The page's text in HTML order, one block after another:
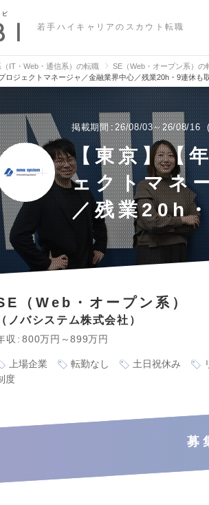
若手ハイキャリアのスカウト転職
IT・Web・通信系）の転職
SE（Web・オープン系）の
ロジェクトマネージャ／金融業界中心／残業20h・9連休も
掲載期間 26/08/03～26/08/16
【東京】【
ェクトマネ
／残業20h
（Web・オープン系）
ノバシステム株式会社
収 800万円～899万円
上場企業 転勤なし 土日祝休み
度
募